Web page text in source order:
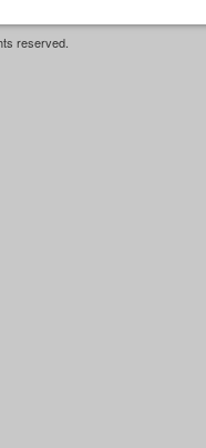
reserved.